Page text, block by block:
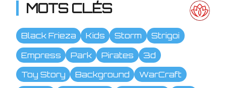
MOTS CLÉS
Black Frieza Kids Storm
Strigoi
Empress
Park Pirates
3d
Toy Story
Background
WarCraft